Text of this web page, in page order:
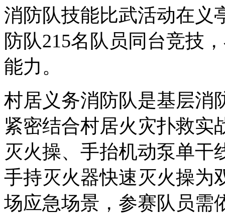
消防队技能比武活动在义
防队215名队员同台竞技
能力。
村居义务消防队是基层消
紧密结合村居火灾扑救实
灭火操、手抬机动泵单干
手持灭火器快速灭火操为
场应急场景，参赛队员需